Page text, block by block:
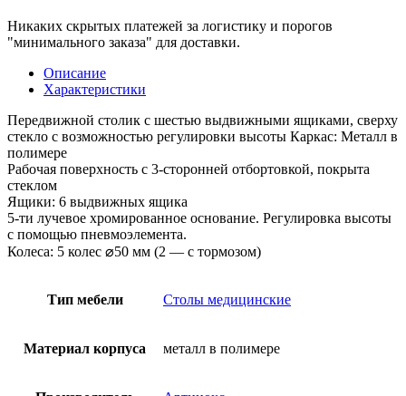
Никаких скрытых платежей за логистику и порогов
"минимального заказа" для доставки.
Описание
Характеристики
Передвижной столик с шестью выдвижными ящиками, сверху
стекло с возможностью регулировки высоты Каркас: Металл в
полимере
Рабочая поверхность с 3-сторонней отбортовкой, покрыта
стеклом
Ящики: 6 выдвижных ящика
5-ти лучевое хромированное основание. Регулировка высоты
с помощью пневмоэлемента.
Колеса: 5 колес ⌀50 мм (2 — с тормозом)
Тип мебели Столы медицинские
Материал корпуса металл в полимере